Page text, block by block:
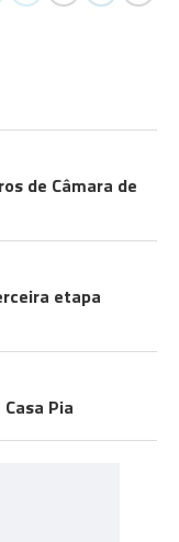
de Câmara de
etapa
Pia